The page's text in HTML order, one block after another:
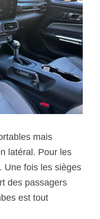
mais
latéral. Pour les
Une fois les sièges
des passagers
est tout